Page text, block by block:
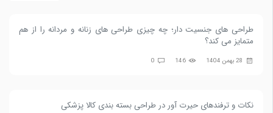
طراحی های جنسیت دار؛ چه چیزی طراحی های زنانه و مردانه را از هم
متمایز می کند؟
28 بهمن 1404 146
0
نکات و ترفندهای حیرت آور در طراحی بسته بندی کالا پزشکی